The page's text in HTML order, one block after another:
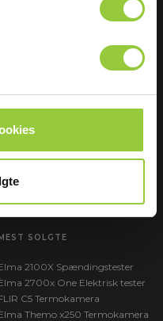
OS
8.00-15.30
Find os:
SOLGTE
2100X Spændingstester
2700x One Elektrisk tester
C5 Termokamera
Themo x250 Termokamera